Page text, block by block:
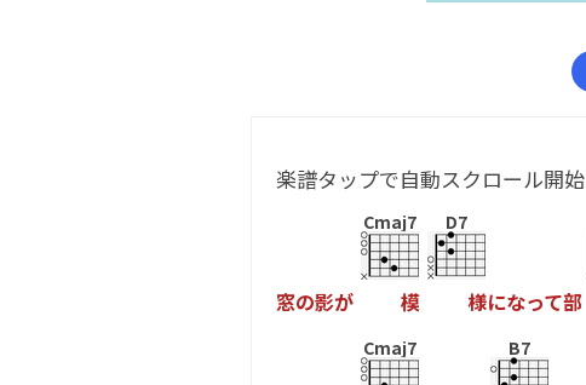
楽譜タップで自動スクロール開始
窓の影が
Cmaj7
模
D7
様になって部
Cmaj7 B7